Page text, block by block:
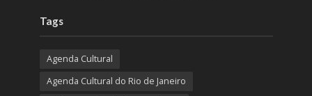
Tags
Agenda Cultural
Agenda Cultural do Rio de Janeiro